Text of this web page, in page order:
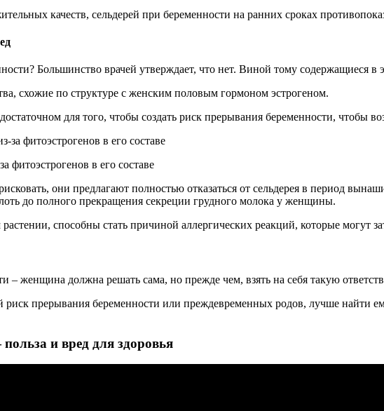
качеств, сельдерей при беременности на ранних сроках
Большинство врачей утверждает, что нет. Виной тому содержащиеся
схожие по структуре с женским половым гормоном эстрогеном.
для того, чтобы создать риск прерывания беременности,
фитоэстрогенов в его составе
они предлагают полностью отказаться от сельдерея в период
до полного прекращения секреции грудного молока у женщины.
способны стать причиной аллергических реакций, которые могут
– женщина должна решать сама, но прежде чем, взять на себя такую
риск прерывания беременности или преждевременных родов, лучше найти
и вред для здоровья